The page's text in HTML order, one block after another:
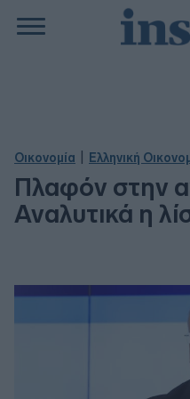
Οικονομία Ελληνική
Πλαφόν στην
Αναλυτικά η